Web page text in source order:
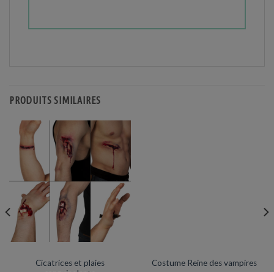
PRODUITS SIMILAIRES
Cicatrices et plaies
Costume Reine des vampires